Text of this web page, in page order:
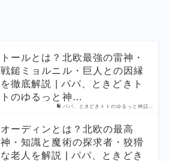
パパ、ときどきトトのゆるっと神話…
トールとは？北欧最強の雷神・
戦鎚ミョルニル・巨人との因縁
を徹底解説 | パパ、ときどきト
トのゆるっと神…
オーディンとは？北欧の最高
神・知識と魔術の探求者・狡猾
な老人を解説 | パパ、ときどき